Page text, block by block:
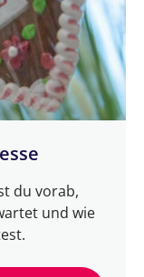
du vorab,
und wie